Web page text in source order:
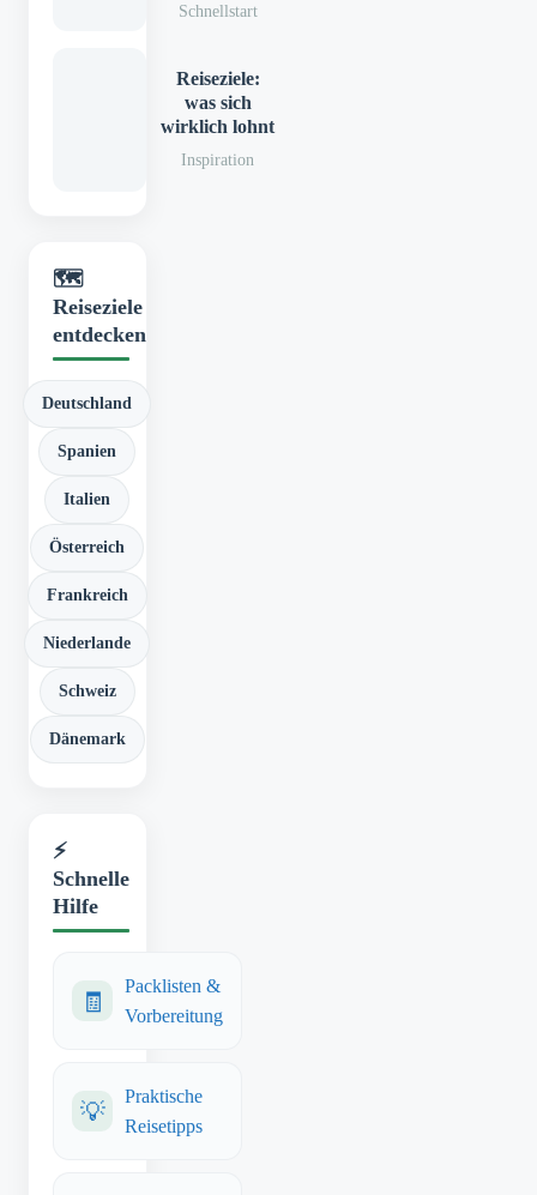
Schnellstart
Reiseziele:
was sich
wirklich lohnt
Inspiration
🗺️
Reiseziele
entdecken
Deutschland
Spanien
Italien
Österreich
Frankreich
Niederlande
Schweiz
Dänemark
⚡
Schnelle
Hilfe
🧾
Packlisten &
Vorbereitung
💡
Praktische
Reisetipps